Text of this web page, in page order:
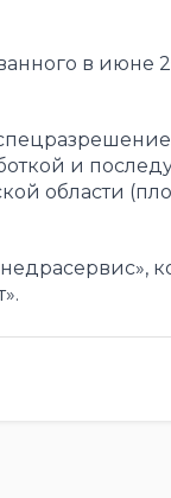
в июне
и
области